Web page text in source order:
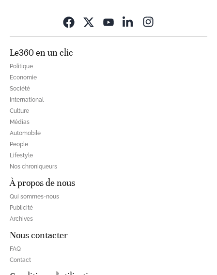
Le360 en un clic
Politique
Economie
Société
International
Culture
Médias
Automobile
People
Lifestyle
Nos chroniqueurs
À propos de nous
Qui sommes-nous
Publicité
Archives
Nous contacter
FAQ
Contact